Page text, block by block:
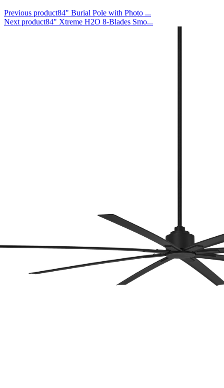
Previous product84" Burial Pole with Photo ...
Next product84" Xtreme H2O 8-Blades Smo...